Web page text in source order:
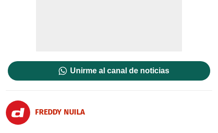
Unirme al canal de noticias
FREDDY NUILA